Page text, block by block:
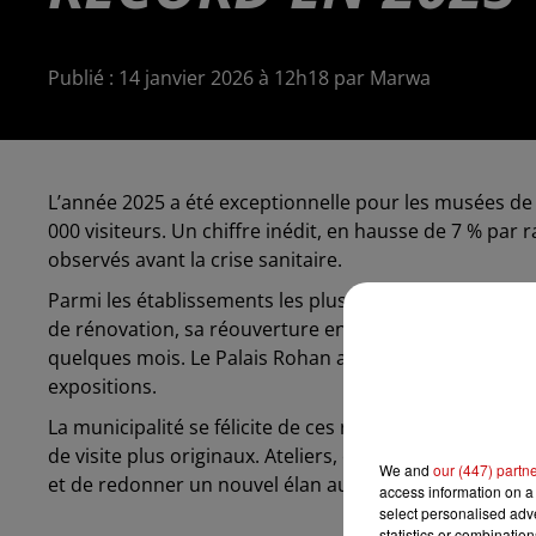
Publié : 14 janvier 2026 à 12h18 par Marwa
L’année 2025 a été exceptionnelle pour les musées
000 visiteurs. Un chiffre inédit, en hausse de 7 % par
observés avant la crise sanitaire.
Parmi les établissements les plus dynamiques, le
de rénovation, sa réouverture en septembre a
quelques mois. Le Palais Rohan affiche également
expositions.
La municipalité se félicite de ces résultats, qu’elle
de visite plus originaux. Ateliers, événements
et de redonner un nouvel élan aux musées
We and our (447)
access information on
select personalised